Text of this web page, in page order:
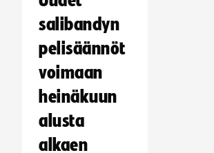
salibandyn
pelisäännöt
voimaan
heinäkuun
alusta
alkaen